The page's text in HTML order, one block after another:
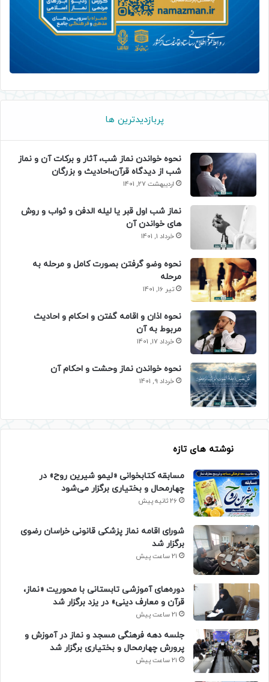
پربازدیدترین ها
نحوه خواندن نماز شب، آثار و برکات آن و نماز
شب از دیدگاه قرآن،احادیث و بزرگان
اردیبهشت 27, 1401
نماز شب اول قبر یا لیله الدفن و ثواب و روش
های خواندن آن
خرداد 1, 1401
نحوه وضو گرفتن بصورت کامل و مرحله به
مرحله
تیر 16, 1401
نحوه اذان و اقامه گفتن و احکام و احادیث
مربوط به آن
خرداد 17, 1401
نحوه خواندن نماز وحشت و احکام آن
خرداد 9, 1401
نوشته های تازه
مسابقه کتابخوانی «لیمو شیرین روح» در
چهارمحال و بختیاری برگزار می‌شود
26 ثانیه پیش
شورای اقامه نماز پزشکی قانونی خراسان رضوی
برگزار شد
21 ساعت پیش
دوره‌های آموزشی تابستانی با محوریت «نماز،
قرآن و معارف دینی» در یزد برگزار شد
21 ساعت پیش
جلسه دهه فرهنگی مسجد و نماز در آموزش و
پرورش چهارمحال و بختیاری برگزار شد
21 ساعت پیش